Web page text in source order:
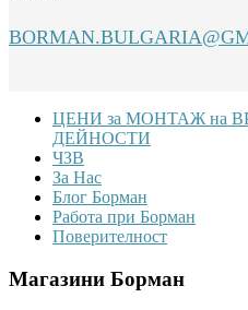
FooterЦЕНИ за МОНТАЖ на
ДЕЙНОСТИ
ЧЗВ
За Нас
Блог Борман
Работа при Борман
Поверителност
Магазини Борман